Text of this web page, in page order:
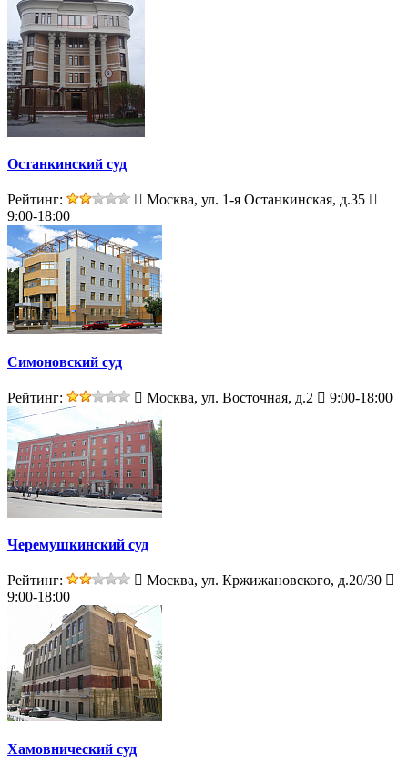
Останкинский суд
Рейтинг:
Москва, ул. 1-я Останкинская, д.35
9:00-18:00
Симоновский суд
Рейтинг: Москва, ул. Восточная, д.2 9:00-18:00
Черемушкинский суд
Рейтинг:
Москва, ул. Кржижановского, д.20/30
9:00-18:00
Хамовнический суд